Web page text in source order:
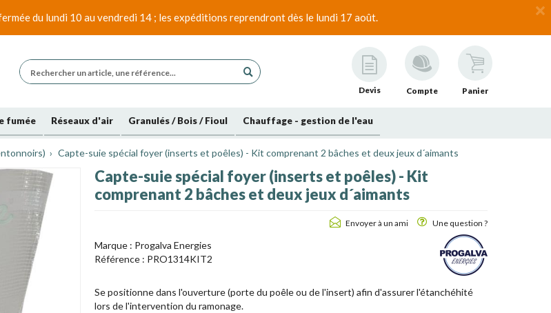
du lundi 10 au vendredi 14 ; les expéditions reprendront dès le lundi 17 août.
Devis Compte Panier
fumée Réseaux d'air Granulés / Bois / Fioul Chauffage - gestion de l'eau
Capte-suie spécial foyer (inserts et poêles) - Kit comprenant 2 bâches et deux jeux d´aimants
Capte-suie spécial foyer (inserts et poêles) - Kit
comprenant 2 bâches et deux jeux d´aimants
Envoyer à un ami Une question ?
Marque : Progalva Energies
Référence : PRO1314KIT2
Se positionne dans l'ouverture (porte du poêle ou de l'insert) afin d'assurer l'étanchéhité
lors de l'intervention du ramonage.